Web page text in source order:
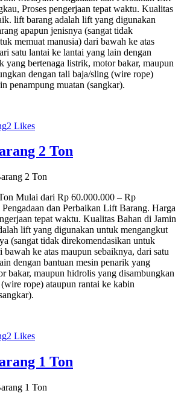
Proses pengerjaan tepat waktu. Kualitas
lift barang adalah lift yang digunakan
apapun jenisnya (sangat tidak
memuat manusia) dari bawah ke atas
satu lantai ke lantai yang lain dengan
yang bertenaga listrik, motor bakar, maupun
dengan tali baja/sling (wire rope)
penampung muatan (sangkar).
2 Likes
2 Ton
Mulai dari Rp 60.000.000 – Rp
dan Perbaikan Lift Barang. Harga
tepat waktu. Kualitas Bahan di Jamin
lift yang digunakan untuk mengangkut
(sangat tidak direkomendasikan untuk
bawah ke atas maupun sebaiknya, dari satu
dengan bantuan mesin penarik yang
bakar, maupun hidrolis yang disambungkan
rope) ataupun rantai ke kabin
2 Likes
1 Ton